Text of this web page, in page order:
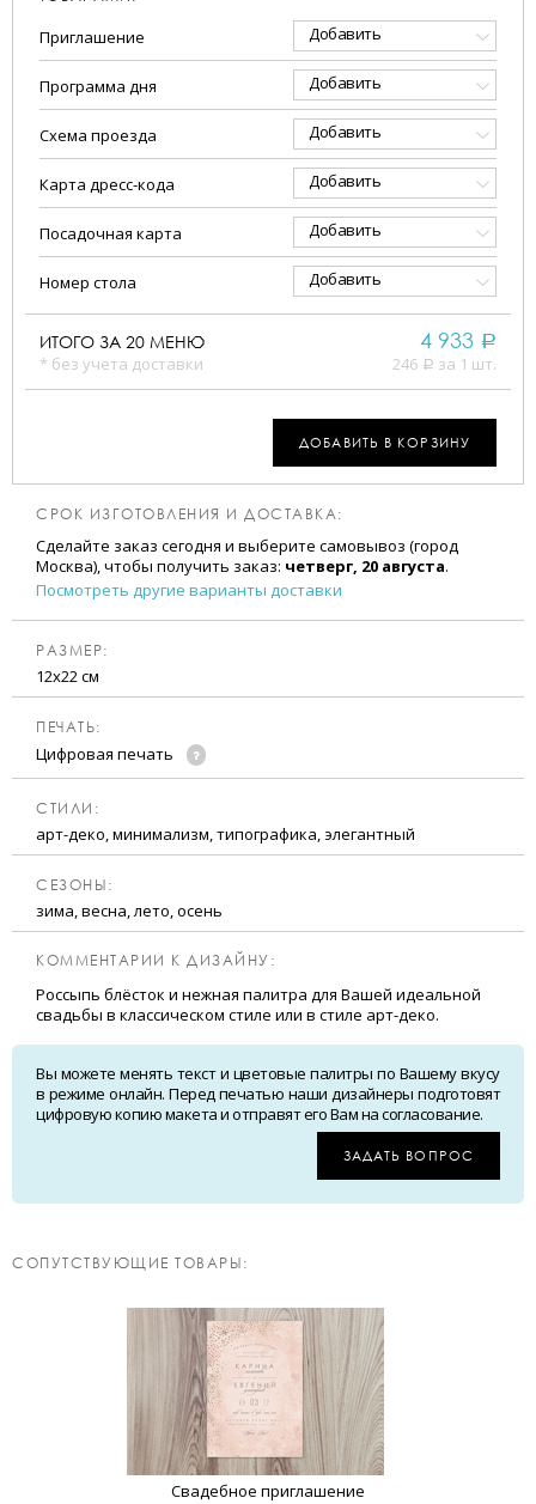
Приглашение Добавить
Программа дня Добавить
Схема проезда Добавить
Карта дресс-кода Добавить
Посадочная карта Добавить
Номер стола Добавить
ИТОГО ЗА 20 МЕНЮ
* без учета доставки
4 933 a
246 a за 1 шт.
ДОБАВИТЬ В КОРЗИНУ
СРОК ИЗГОТОВЛЕНИЯ И ДОСТАВКА:
Сделайте заказ сегодня и выберите самовывоз (город
Москва), чтобы получить заказ: четверг, 20 августа.
Посмотреть другие варианты доставки
РАЗМЕР:
12х22 см
ПЕЧАТЬ:
Цифровая печать
CТИЛИ:
арт-деко, минимализм, типографика, элегантный
CЕЗОНЫ:
зима, весна, лето, осень
КОММЕНТАРИИ К ДИЗАЙНУ:
Россыпь блёсток и нежная палитра для Вашей идеальной
свадьбы в классическом стиле или в стиле арт-деко.
Вы можете менять текст и цветовые палитры по Вашему вкусу
в режиме онлайн. Перед печатью наши дизайнеры подготовят
цифровую копию макета и отправят его Вам на согласование.
ЗАДАТЬ ВОПРОС
CОПУТСТВУЮЩИЕ ТОВАРЫ:
Свадебное приглашение